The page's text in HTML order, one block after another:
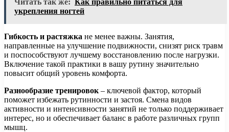
укрепления ногтей
Гибкость и растяжка не менее важны. Занятия,
направленные на улучшение подвижности, снизят риск травм
и поспособствуют лучшему восстановлению после нагрузки.
Включение такой практики в вашу рутину значительно
повысит общий уровень комфорта.
Разнообразие тренировок – ключевой фактор, который
поможет избежать рутинности и застоя. Смена видов
активности и интенсивности занятий не только поддерживает
интерес, но и обеспечивает баланс в работе различных групп
мышц.